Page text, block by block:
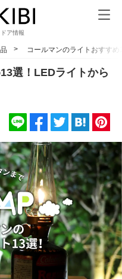
ア情報
コールマンのライトおすす
選！LEDライトから